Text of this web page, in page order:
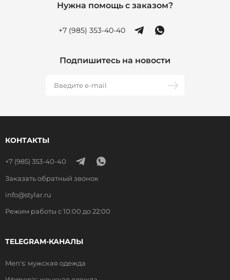
Нужна помощь с заказом?
+7 (985) 353-40-40
Подпишитесь на новости
КОНТАКТЫ
+7 (985) 353-40-40
Заказать обратный звонок
info@stylar.ru
Режим работы с 10:00 до 22:00
TELEGRAM-КАНАЛЫ
Men's: мужская одежда